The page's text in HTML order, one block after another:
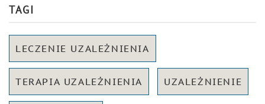
TAGI
LECZENIE UZALEŻNIENIA
TERAPIA UZALEŻNIENIA UZALEŻNIENIE